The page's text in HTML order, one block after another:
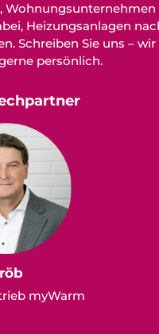
Wohnungsunternehmen
Heizungsanlagen
Schreiben Sie uns – wir
persönlich.
myWarm